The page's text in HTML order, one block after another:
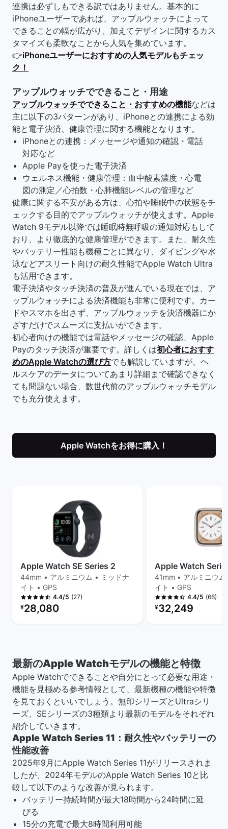
連携は必ずしもできる訳ではありません。基本的に
iPhoneユーザーであれば、アップルウォッチによって
できることの幅が広がり、加えてデザインに関するカス
タマイズも柔軟なことから人気を集めています。
👉iPhoneユーザーにおすすめの人気モデルもチェッ
ク！
アップルウォッチでできること・用途
アップルウォッチでできること・おすすめの機能などは
主に以下の3パターンがあり、iPhoneとの連携による効
能と電子決済、健康管理に関する機能となります。
iPhoneとの連携：メッセージや通知の確認・電話
対応など
Apple Payを使った電子決済
ウェルネス機能・健康管理：血中酸素濃度・心電
図の測定／心拍数・心肺機能レベルの管理など
健康に関する不安がある方は、心拍や睡眠中の状態をチ
ェックする目的でアップルウォッチが使えます。Apple
Watch 9モデル以降では睡眠時無呼吸の通知対応もして
おり、より徹底的な健康管理ができます。また、耐久性
やバッテリー性能も機種ごとに異なり、ダイビングや水
泳などアスリート向けの耐久性能でApple Watch Ultra
も活用できます。
電子決済やタッチ決済の普及が進んでいる現在では、ア
ップルウォッチによる決済機能も非常に便利です。カー
ドやスマホを出さず、アップルウォッチを決済機器にか
ざすだけでスムーズに支払いができます。
初心者向けの機能では電話やメッセージの確認、Apple
Payのタッチ決済が重要です。詳しくは初心者におすす
めのApple Watchの選び方でも解説していますが、ヘ
ルスケアのデータについてあまり詳細まで確認できなく
ても問題ない場合、数世代前のアップルウォッチモデル
でも充分使えます。
Apple Watchをお得に購入！
Apple Watch SE Series 2
44mm • アルミニウム • ミッドナ
イト • GPS
4.4/5 (27)
リファービッシュ品の価格：
¥28,080
Apple Watch
41mm • アルミニウム
イト • GPS
4.4/5 (66)
リファービッシュ品の
¥32,249
最新のApple Watchモデルの機能と特徴
Apple Watchでできることや自分にとって必要な用途・
機能を見極める参考情報として、最新機種の機能や特徴
を見ておくといいでしょう。無印シリーズとUltraシリ
ーズ、SEシリーズの3種類より最新のモデルをそれぞれ
紹介していきます。
Apple Watch Series 11：耐久性やバッテリーの
性能改善
2025年9月にApple Watch Series 11がリリースされま
したが、2024年モデルのApple Watch Series 10と比
較して以下のような改善が見られます。
バッテリー持続時間が最大18時間から24時間に延
びる
15分の充電で最大8時間利用可能